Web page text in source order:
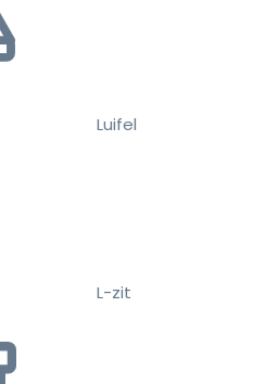
Luifel
L-zit